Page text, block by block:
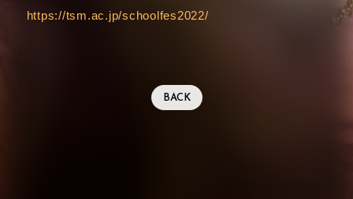
https://tsm.ac.jp/schoolfes2022/
BACK